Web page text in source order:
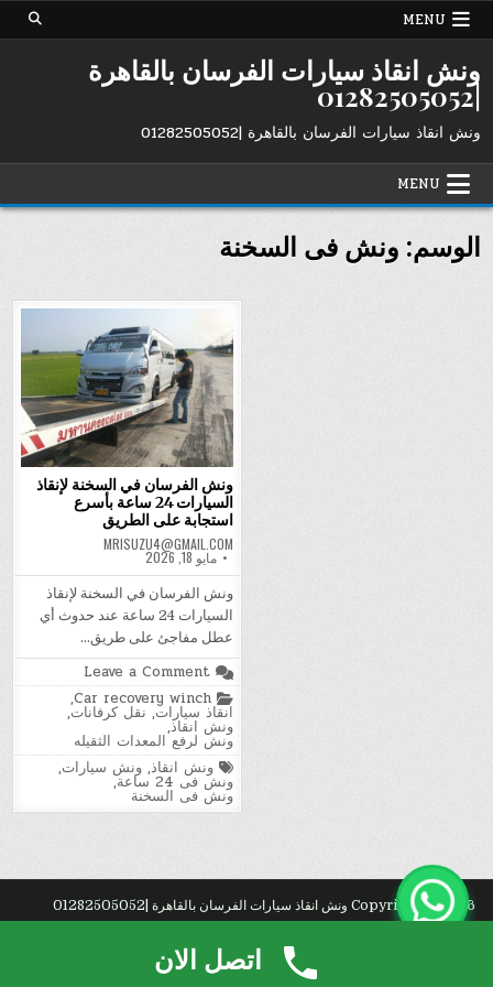
Skip
MENU
ونش انقاذ سيارات الفرسان بالقاهرة
|01282505052
ونش انقاذ سيارات الفرسان بالقاهرة |01282505052
MENU
الوسم: ونش فى السخنة
ونش الفرسان في السخنة لإنقاذ
السيارات 24 ساعة بأسرع
استجابة على الطريق
MRISUZU4@GMAIL.COM
مايو 18, 2026
ونش الفرسان في السخنة لإنقاذ
السيارات 24 ساعة عند حدوث أي
عطل مفاجئ على طريق…
Leave a Comment
ونش
الفرسان
في
لإنقاذ
السيارات
24
استجابة
Posted
in
Car recovery winch
,
انقاذ سيارات, نقل كرفانات,
ونش انقاذ,
ونش لرفع المعدات الثقيله
Tagged
ونش انقاذ,ونش سيارات,
ونش فى 24 ساعة ,
ونش فى السخنة
Copyright © 2026 ونش انقاذ سيارات الفرسان بالقاهرة |01282505052
اتصل الان نق?. شركة شراءسكراببالخبر. راء .